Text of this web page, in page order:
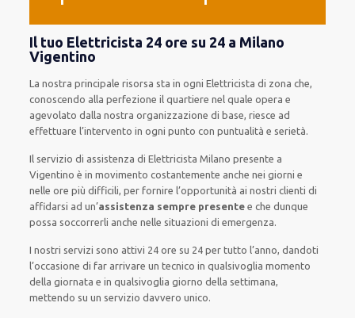
Il tuo Elettricista 24 ore su 24 a Milano
Vigentino
La nostra principale risorsa sta in ogni Elettricista di zona che,
conoscendo alla perfezione il quartiere nel quale opera e
agevolato dalla nostra organizzazione di base, riesce ad
effettuare l’intervento in ogni punto con puntualità e serietà.
Il servizio di assistenza di Elettricista Milanopresente a
Vigentino èin movimento costantemente anchenei giorni e
nelle ore piùdifficili, perfornire l’opportunità ai nostri clienti di
affidarsi ad un’assistenza sempre presente e chedunque
possa soccorrerli anchenelle situazioni di emergenza.
I nostri servizi sono attivi 24 ore su 24pertutto l’anno, dandoti
l’occasione di far arrivare untecnico inqualsivoglia momento
della giornata e inqualsivoglia giorno della settimana,
mettendo su un serviziodavvero unico.